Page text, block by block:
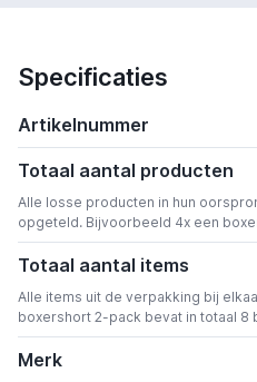
Specificaties
Artikelnummer
Totaal aantal producten
Alle losse producten in hun
opgeteld. Bijvoorbeeld 4x een
Totaal aantal items
Alle items uit de verpakking bij
boxershort 2-pack bevat in totaal 8
Merk